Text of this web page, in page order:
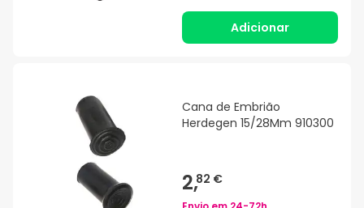
Adicionar
Cana de Embrião
Herdegen 15/28Mm 910300
2,82 €